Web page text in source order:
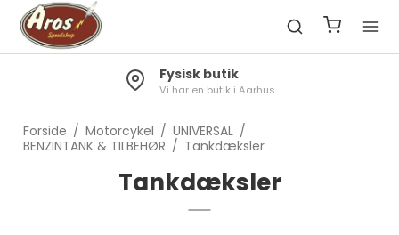
Fysisk butik
Vi har en butik i Aarhus
Forside / Motorcykel / UNIVERSAL /
BENZINTANK & TILBEHØR / Tankdæksler
Tankdæksler